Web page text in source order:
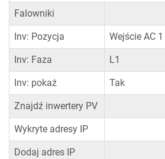
Falowniki
Inv: Pozycja Wejście AC 1
Inv: Faza L1
Inv: pokaż Tak
Znajdź inwertery PV
Wykryte adresy IP
Dodaj adres IP